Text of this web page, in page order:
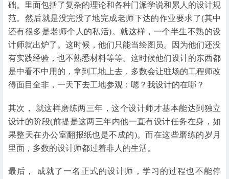
础。里面包括了复杂的理论和各种门派学说和累人的设计规
范。然后就是没完没了地完成老师下达的作业要求了(其中
还有很多是老师个人的私活)。就这样，一个半生不熟的设
计师就出炉了。这时候，他们只能当绘图员。因为他们还没
有实践经验，也不熟悉材料等等。这时候他们设计的东西都
是中看不中用的，拿到工地上去，多数会让驻场的工程师改
得面目全非，一天下去工地参观：嗯？我设计的在哪？
其次， 就这样磨练两三年，这个设计师才基本能达到独立
设计的阶段(前提是这两三年内他一直有设计任务在身，如
果整天在办公室翻报纸也是不成的)。而在这些磨练的岁月
里面，多数的设计师都过着非人的生活。
最后， 成就了一名正式的设计师，学习的过程也不能停